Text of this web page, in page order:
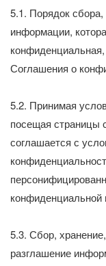
5.1. Порядок
информации,
Соглашения о
5.2. Принимая
посещая страницы
соглашается с
конфиденциальной
5.3. Сбор,
разглашение